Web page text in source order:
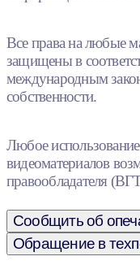
Все права на любые
защищены в
международным
собственности.
Любое
видеоматериалов
правообладателя
Сообщить об
Обращение в